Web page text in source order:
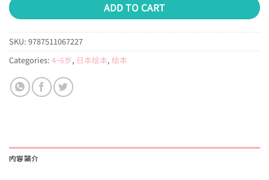
ADD TO CART
SKU: 9787511067227
Categories: 4~6岁, 日本绘本, 绘本
内容简介